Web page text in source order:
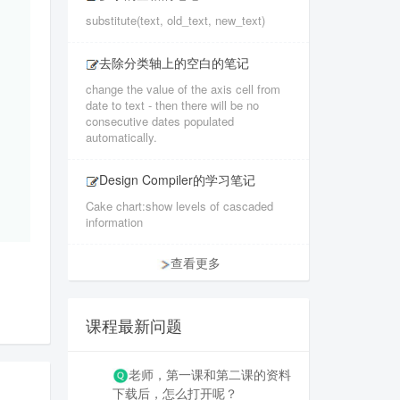
substitute(text, old_text, new_text)
去除分类轴上的空白的笔记
change the value of the axis cell from
date to text - then there will be no
consecutive dates populated
automatically.
Design Compiler的学习笔记
Cake chart:show levels of cascaded
information
查看更多
课程最新问题
老师，第一课和第二课的资料
下载后，怎么打开呢？